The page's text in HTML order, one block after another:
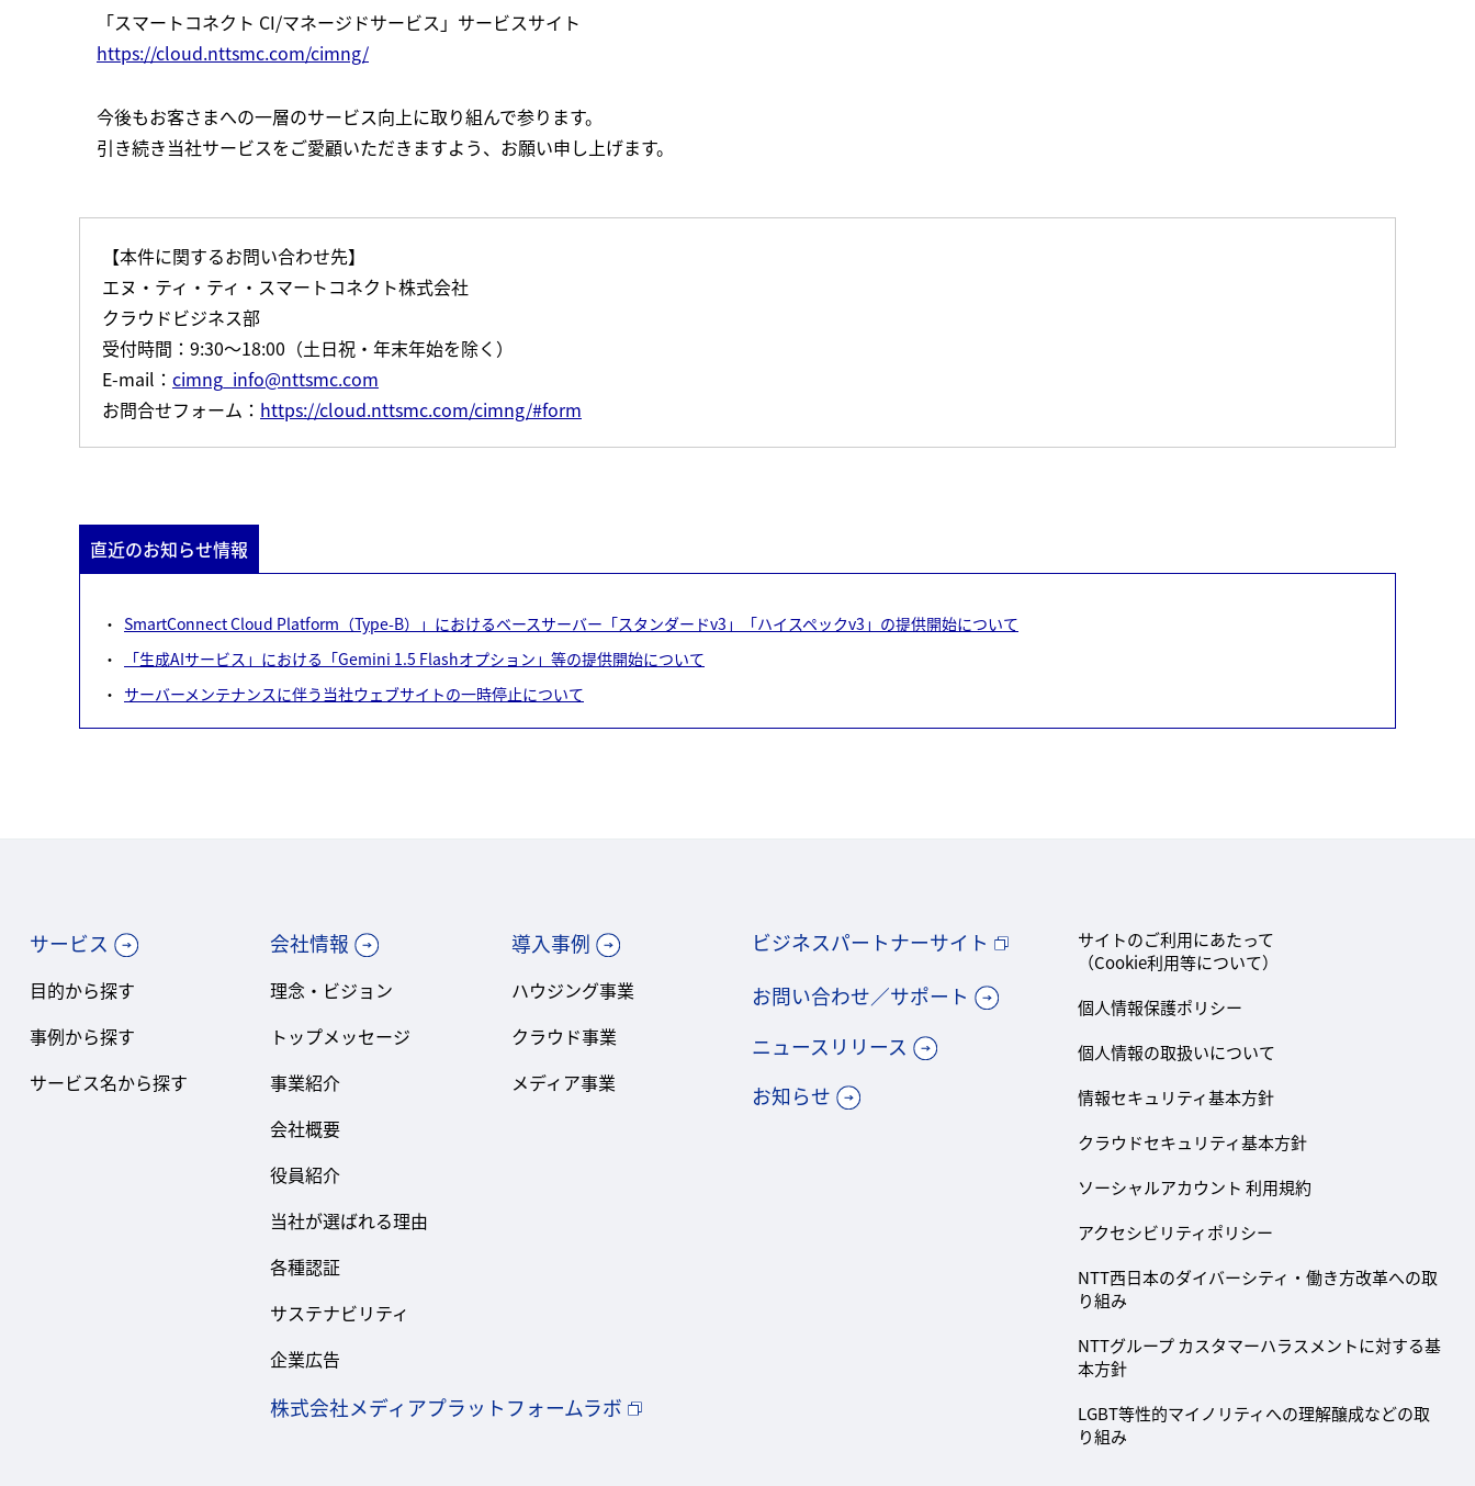
「スマートコネクト CI/マネージドサービス」サービスサイト
https://cloud.nttsmc.com/cimng/
今後もお客さまへの一層のサービス向上に取り組んで参ります。
引き続き当社サービスをご愛顧いただきますよう、お願い申し上げます。
【本件に関するお問い合わせ先】
エヌ・ティ・ティ・スマートコネクト株式会社
クラウドビジネス部
受付時間：9:30～18:00（土日祝・年末年始を除く）
E-mail： cimng_info@nttsmc.com
お問合せフォーム： https://cloud.nttsmc.com/cimng/#form
直近のお知らせ情報
SmartConnect Cloud Platform（Type-B）」におけるベースサーバー「スタンダードv3」「ハイスペックv3」の提供開始について
「生成AIサービス」における「Gemini 1.5 Flashオプション」等の提供開始について
サーバーメンテナンスに伴う当社ウェブサイトの一時停止について
サービス
目的から探す
事例から探す
サービス名から探す
会社情報
理念・ビジョン
トップメッセージ
事業紹介
会社概要
役員紹介
当社が選ばれる理由
各種認証
サステナビリティ
企業広告
株式会社メディアプラットフォームラボ
導入事例
ハウジング事業
クラウド事業
メディア事業
ビジネスパートナーサイト
お問い合わせ／サポート
ニュースリリース
お知らせ
サイトのご利用にあたって
（Cookie利用等について）
個人情報保護ポリシー
個人情報の取扱いについて
情報セキュリティ基本方針
クラウドセキュリティ基本方針
ソーシャルアカウント 利用規約
アクセシビリティポリシー
NTT西日本のダイバーシティ・働き方改革への取
り組み
NTTグループ カスタマーハラスメントに対する基
本方針
LGBT等性的マイノリティへの理解醸成などの取
り組み